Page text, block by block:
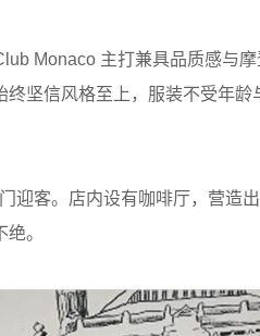
Monaco 主打兼具品质感与
坚信风格至上，服装不受年龄
迎客。店内设有咖啡厅，营造
绝。